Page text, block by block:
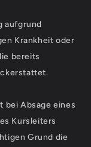
aufgrund
Krankheit oder
bereits
bei Absage eines
Kursleiters
Grund die